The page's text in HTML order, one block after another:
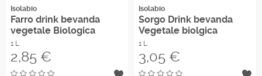
Isolabio
Farro drink bevanda
vegetale Biologica
1 L
Prezzo
2,85 €
Isolabio
Sorgo Drink bevanda
Vegetale biolgica
1 L
Prezzo
3,05 €